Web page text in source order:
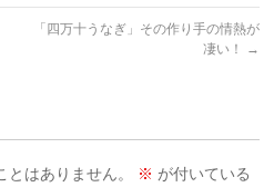
「四万十うなぎ」その作り手の情熱が
凄い！
→
はありません。 ※ が付いている